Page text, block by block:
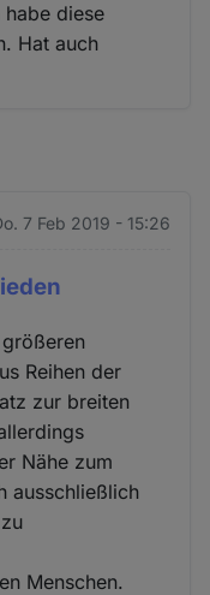
diese
Hat auch
7 Feb 2019 - 15:26
Reihen der
zur breiten
Nähe zum
ausschließlich
Menschen.